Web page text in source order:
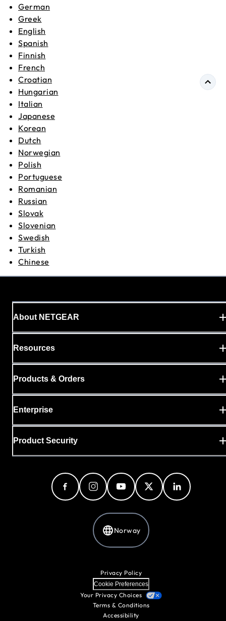
German
Greek
English
Spanish
Finnish
French
Croatian
Hungarian
Italian
Japanese
Korean
Dutch
Norwegian
Polish
Portuguese
Romanian
Russian
Slovak
Slovenian
Swedish
Turkish
Chinese
About NETGEAR
Resources
Products & Orders
Enterprise
Product Security
Norway
Privacy Policy
Cookie Preferences
Your Privacy Choices
Terms & Conditions
Accessibility